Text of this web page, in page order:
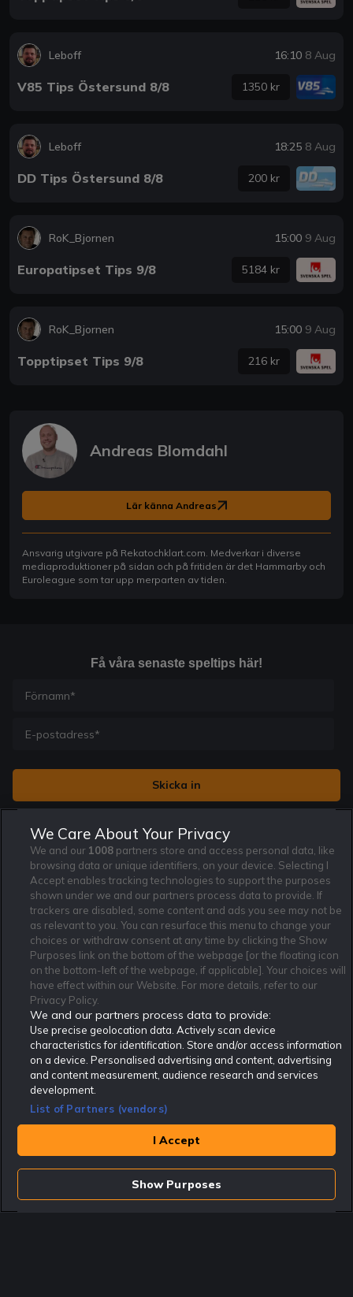
Leboff 16:10 8 Aug
V85 Tips Östersund 8/8 1350 kr
Leboff 18:25 8 Aug
DD Tips Östersund 8/8 200 kr
RoK_Bjornen 15:00 9 Aug
Europatipset Tips 9/8 5184 kr
RoK_Bjornen 15:00 9 Aug
Topptipset Tips 9/8 216 kr
Andreas Blomdahl
Lär känna Andreas
Ansvarig utgivare på Rekatochklart.com. Medverkar i diverse
mediaproduktioner på sidan och på fritiden är det Hammarby och
Euroleague som tar upp merparten av tiden.
Få våra senaste speltips här!
Jag vill få nyhetsbrev från Rekatochklart och jag är 18+. Regler
och villkor gäller. *
Rekatochklart.com är Sveriges ledande betting-community. 2017 nominerades
Rekatochklart som en av världens bästa spelinformations-sajter på spelbranschens egen
Oscarsgala EGR Awards.
Rekatochklart är oberoende och ej knutet till något specifikt spelbolag. Här hittar du
speltips, unika insättningsbonusar och erbjudanden från de största och mest seriösa
spelbolagen. En spelbok, spelskola, information om skador och avstängningar samt vårt
populära klotterplank.
Har du några frågor är du välkommen att
kontakta oss
Spela ansvarsfullt. Åldersgränsen för spel är 18+ Har ditt spelande blivit ett
problem? Kontakta stödlinjen på 020-81 91 00. Odds kan ändras. Alla odds var
korrekta vid den tidpunkt de publicerades. Spel utan konto innebär att man
Affiliate Modell
Om Rekatochklart
Kontakta oss
Redaktionen
Ansvarsfullt Spelande
F.A.Q
Nyhetsarkiv
Redaktionell policy
Cookie Policy
Användarvilkor
Integritetspolicy
Rekatochklart shop
We Care About Your Privacy
We and our 1008 partners store and access personal data, like
browsing data or unique identifiers, on your device. Selecting I
Accept enables tracking technologies to support the purposes
shown under we and our partners process data to provide. If
trackers are disabled, some content and ads you see may not be
as relevant to you. You can resurface this menu to change your
choices or withdraw consent at any time by clicking the Show
Purposes link on the bottom of the webpage [or the floating icon
on the bottom-left of the webpage, if applicable]. Your choices will
have effect within our Website. For more details, refer to our
Privacy Policy.
We and our partners process data to provide:
Use precise geolocation data. Actively scan device
characteristics for identification. Store and/or access information
on a device. Personalised advertising and content, advertising
and content measurement, audience research and services
development.
List of Partners (vendors)
I Accept
Show Purposes